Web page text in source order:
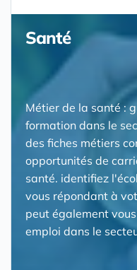
Santé
Métier de la santé :
formation dans le
des fiches métiers
opportunités de
santé. identifiez
vous répondant à
peut également
emploi dans le